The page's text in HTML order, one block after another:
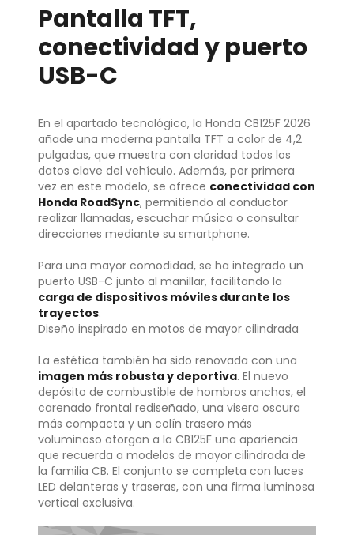
Pantalla TFT,
conectividad y puerto
USB-C
En el apartado tecnológico, la Honda CB125F 2026
añade una moderna pantalla TFT a color de 4,2
pulgadas, que muestra con claridad todos los
datos clave del vehículo. Además, por primera
vez en este modelo, se ofrece conectividad con
Honda RoadSync, permitiendo al conductor
realizar llamadas, escuchar música o consultar
direcciones mediante su smartphone.
Para una mayor comodidad, se ha integrado un
puerto USB-C junto al manillar, facilitando la
carga de dispositivos móviles durante los
trayectos.
Diseño inspirado en motos de mayor cilindrada
La estética también ha sido renovada con una
imagen más robusta y deportiva. El nuevo
depósito de combustible de hombros anchos, el
carenado frontal rediseñado, una visera oscura
más compacta y un colín trasero más
voluminoso otorgan a la CB125F una apariencia
que recuerda a modelos de mayor cilindrada de
la familia CB. El conjunto se completa con luces
LED delanteras y traseras, con una firma luminosa
vertical exclusiva.